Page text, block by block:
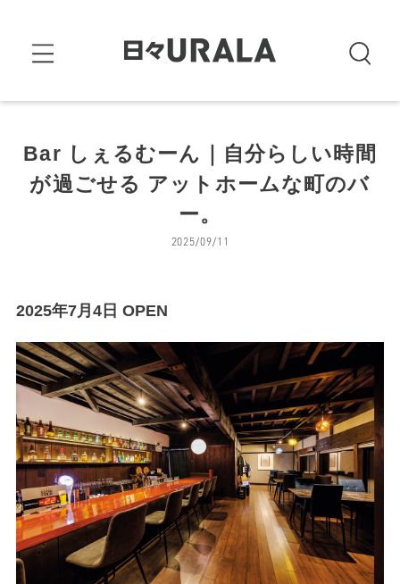
Bar しぇるむーん｜自分らしい時間
が過ごせる アットホームな町のバ
ー。
2025/09/11
2025年7月4日 OPEN